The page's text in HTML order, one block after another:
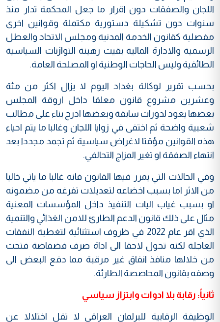
اللجان والصفقات دون اقرار ما جعل المحكمة تدار منذ
سنوات دون تشكيلة دستورية مكتملة وقوانين اخرى
مفصلية كقانون الخدمة المدنية ومجلس الاتحاد والعطل
الرسمية والادارة المالية بقيت رهينة التوازنات السياسية
الطائفية وليس الحاجات الوطنية او المصلحة العامة.
بحسب تقرير لوكالة بغداد اليوم لا يزال اكثر من مئة
وعشرين مشروع قانون معلقا داخل اروقة المجلس
بعضها يعود لدورات سابقة وبعضها ادرج بناء على مطالب
شعبية واضحة ثم اختفى في زوايا اللجان وغالبا ما يتم احياء
هذه القوانين مؤقتا لاغراض سياسية ثم تجمد مجددا بعد
انتهاء الصفقة او تغير المزاج التحالفي.
وفي الحالات التي يمرر فيها القانون فانه غالبا ما ياتي خاليا
من الاثر اما بسبب اخضاعه لتعديلات تفرغه من مضمونه
او بسبب غياب اليات التنفيذ داخل المؤسسات المعنية
مثال على ذلك قانون الدعم الطارئ للامن الغذائي والتنمية
الذي اقر عام 2022 في ظروف استثنائية لتغطية النفقات
العاجلة لكنه تحول لاحقا الى اداة صرف فضفاضة فتحت
من خلالها منافذ انفاق غير مرقبة مما دفع البعض الى
وصفه بقانون المحاصصة الطارئة.
ثانياً: رقابة بلا ادوات وابتزاز سياسي
الوظيفة الرقابية للبرلمان العراقي لا تقل اختلالا عن